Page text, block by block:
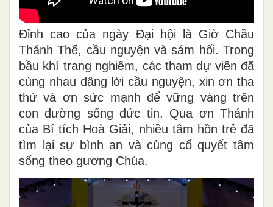
Đỉnh cao của ngày Đại hội là Giờ Chầu
Thánh Thể, cầu nguyện và sám hối. Trong
bầu khí trang nghiêm, các tham dự viên đã
cùng nhau dâng lời cầu nguyện, xin ơn tha
thứ và ơn sức mạnh để vững vàng trên
con đường sống đức tin. Qua ơn Thánh
của Bí tích Hoà Giải, nhiều tâm hồn trẻ đã
tìm lại sự bình an và củng cố quyết tâm
sống theo gương Chúa.